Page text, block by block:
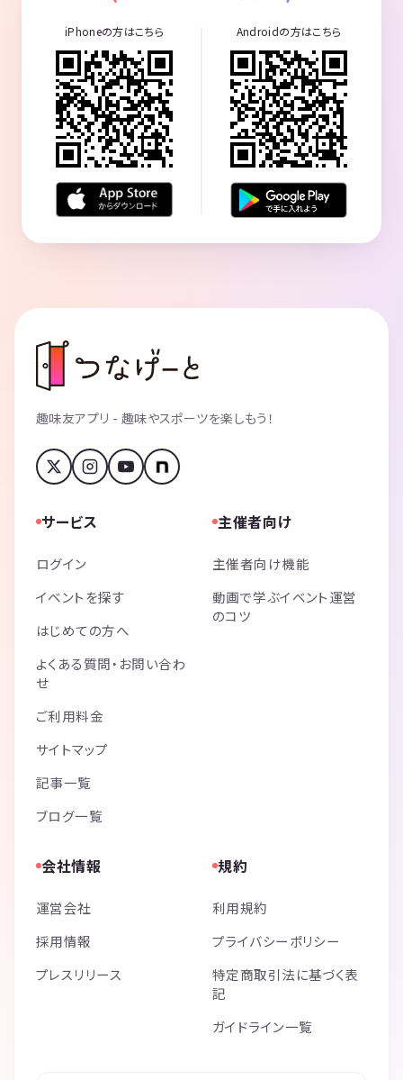
iPhoneの方はこちら Androidの方はこちら
趣味友アプリ - 趣味やスポーツを楽しもう！
サービス
ログイン
イベントを探す
はじめての方へ
よくある質問・お問い合わ
せ
ご利用料金
サイトマップ
記事一覧
ブログ一覧
主催者向け
主催者向け機能
動画で学ぶイベント運営
のコツ
会社情報
運営会社
採用情報
プレスリリース
規約
利用規約
プライバシーポリシー
特定商取引法に基づく表
記
ガイドライン一覧